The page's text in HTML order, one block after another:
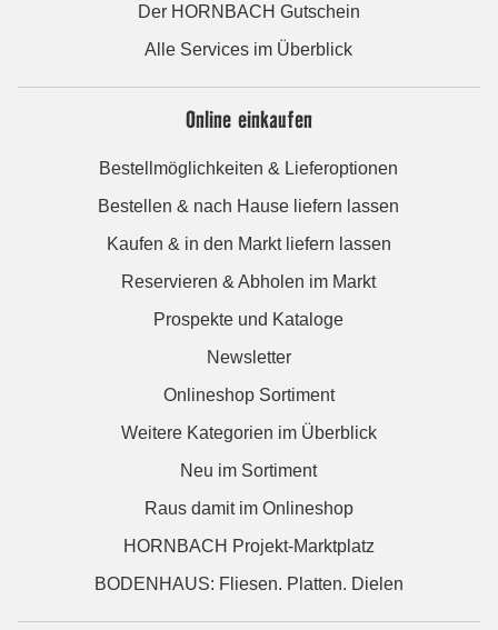
Der HORNBACH Gutschein
Alle Services im Überblick
Online einkaufen
Bestellmöglichkeiten & Lieferoptionen
Bestellen & nach Hause liefern lassen
Kaufen & in den Markt liefern lassen
Reservieren & Abholen im Markt
Prospekte und Kataloge
Newsletter
Onlineshop Sortiment
Weitere Kategorien im Überblick
Neu im Sortiment
Raus damit im Onlineshop
HORNBACH Projekt-Marktplatz
BODENHAUS: Fliesen. Platten. Dielen